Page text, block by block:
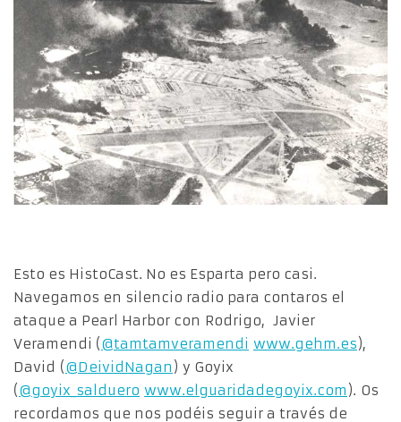
Esto es HistoCast. No es Esparta pero casi.
Navegamos en silencio radio para contaros el
ataque a Pearl Harbor con Rodrigo, Javier
Veramendi (@tamtamveramendi www.gehm.es),
David (@DeividNagan ) y Goyix
(@goyix_salduero www.elguaridadegoyix.com ). Os
recordamos que nos podéis seguir a través de